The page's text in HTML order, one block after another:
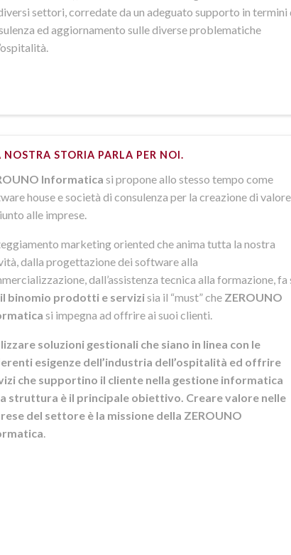
settori, corredate da un adeguato supporto in termini
ed aggiornamento sulle diverse problematiche
NOSTRA STORIA PARLA PER NOI.
Informatica si propone allo stesso tempo come
house e società di consulenza per la creazione di valore
alle imprese.
marketing oriented che anima tutta la nostra
dalla progettazione dei software alla
dall’assistenza tecnica alla formazione, fa
il binomio prodotti e servizisia il “must” che ZEROUNO
si impegna ad offrire ai suoi clienti.
soluzioni gestionali che siano in linea con le
esigenze dell’industria dell’ospitalità ed offrire
che supportino il cliente nella gestione informatica
struttura è il principale obiettivo. Creare valore nelle
del settore è la missione della ZEROUNO